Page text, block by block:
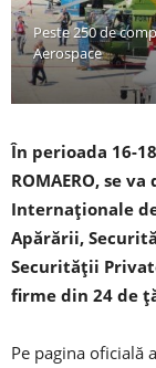
Peste 250 de
Aerospace
În perioada 16-
ROMAERO, se
Internaţionale
Apărării,
Securităţii
firme din 24 de
Pe pagina oficială